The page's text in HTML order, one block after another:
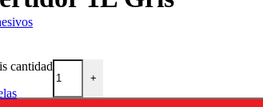
cantidad
+